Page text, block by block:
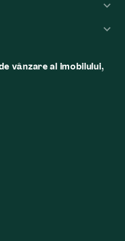
vânzare al imobilului,